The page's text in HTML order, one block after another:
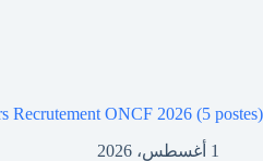
Recrutement ONCF 2026 (5 postes)
1 أغسطس، 2026